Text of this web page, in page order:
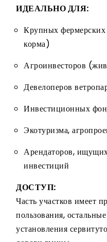
ИДЕАЛЬНО ДЛЯ:
Крупных фермерских
корма)
Агроинвесторов
Девелоперов
Инвестиционных
Экотуризма,
Арендаторов,
инвестиций
ДОСТУП:
Часть участков имеет
пользования,
установления